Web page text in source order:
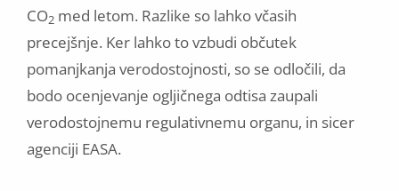
CO2 med letom. Razlike so lahko včasih
precejšnje. Ker lahko to vzbudi občutek
pomanjkanja verodostojnosti, so se odločili, da
bodo ocenjevanje ogljičnega odtisa zaupali
verodostojnemu regulativnemu organu, in sicer
agenciji EASA.